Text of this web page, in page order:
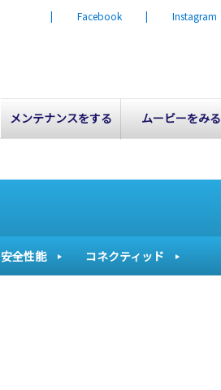
メンテナンスをする ムービーをみる
| Facebook | Instagram
安全性能 コネクティッド